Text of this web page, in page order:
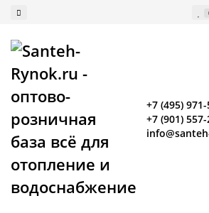
+7 (495)
+7 (901) 557-